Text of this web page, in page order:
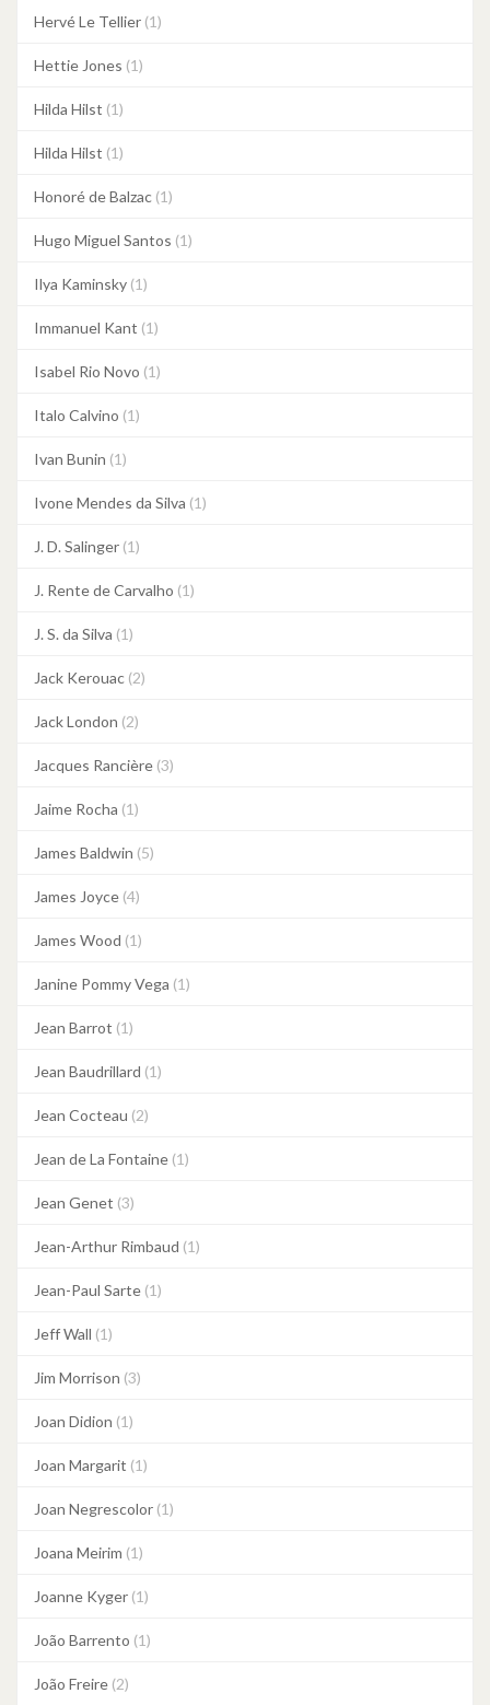
Hervé Le Tellier (1)
Hettie Jones (1)
Hilda Hilst (1)
Hilda Hilst (1)
Honoré de Balzac (1)
Hugo Miguel Santos (1)
Ilya Kaminsky (1)
Immanuel Kant (1)
Isabel Rio Novo (1)
Italo Calvino (1)
Ivan Bunin (1)
Ivone Mendes da Silva (1)
J. D. Salinger (1)
J. Rente de Carvalho (1)
J. S. da Silva (1)
Jack Kerouac (2)
Jack London (2)
Jacques Rancière (3)
Jaime Rocha (1)
James Baldwin (5)
James Joyce (4)
James Wood (1)
Janine Pommy Vega (1)
Jean Barrot (1)
Jean Baudrillard (1)
Jean Cocteau (2)
Jean de La Fontaine (1)
Jean Genet (3)
Jean-Arthur Rimbaud (1)
Jean-Paul Sarte (1)
Jeff Wall (1)
Jim Morrison (3)
Joan Didion (1)
Joan Margarit (1)
Joan Negrescolor (1)
Joana Meirim (1)
Joanne Kyger (1)
João Barrento (1)
João Freire (2)